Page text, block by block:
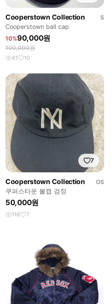
Cooperstown Collection
S
Cooperstown ball cap
10%90,000원
100,000원
41 10
7
Cooperstown Collection
OS
쿠퍼스타운 볼캡 검정
50,000원
116 7